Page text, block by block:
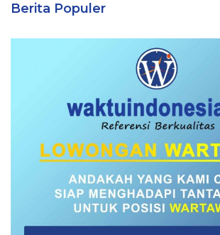
Berita Populer